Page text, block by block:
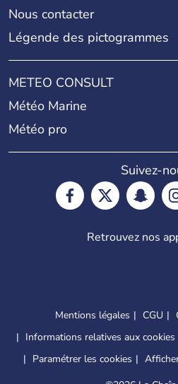
Nous contacter
Légende des pictogrammes
METEO CONSULT
Météo Marine
Météo pro
Suivez-
Retrouvez nos
Mentions légales CGU
Informations relatives aux cookies
Paramétrer les cookies